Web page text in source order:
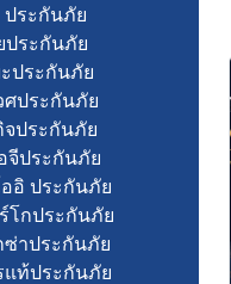
ประกันภัย
ระกันภัย
ประกันภัย
ศประกันภัย
ประกันภัย
จีประกันภัย
อิ ประกันภัย
โกประกันภัย
าประกันภัย
ท้ประกันภัย